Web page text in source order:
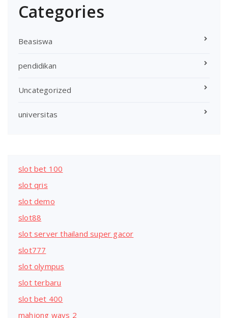
Categories
Beasiswa
pendidikan
Uncategorized
universitas
slot bet 100
slot qris
slot demo
slot88
slot server thailand super gacor
slot777
slot olympus
slot terbaru
slot bet 400
mahjong ways 2